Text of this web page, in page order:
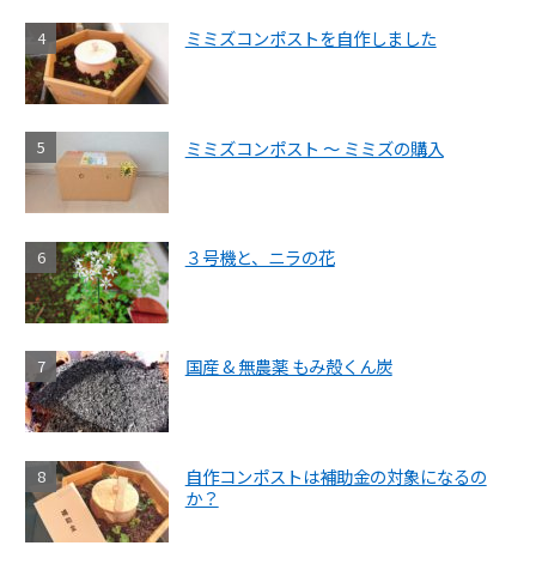
ミミズコンポストを自作しました
ミミズコンポスト ～ ミミズの購入
３号機と、ニラの花
国産 & 無農薬 もみ殻くん炭
自作コンポストは補助金の対象になるの
か？